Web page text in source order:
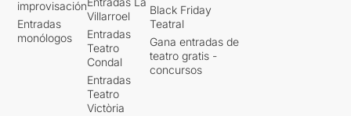
improvisación
Entradas
monólogos
Villarroel
Entradas
Teatro
Condal
Entradas
Teatro
Victòria
Black Friday
Teatral
Gana entradas de
teatro gratis -
concursos